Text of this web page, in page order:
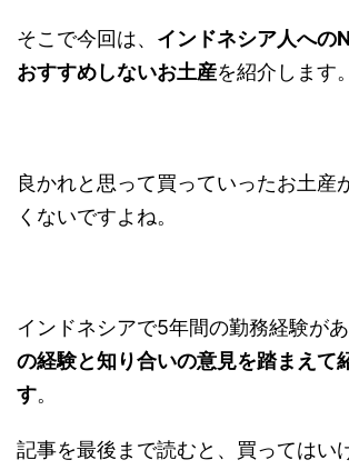
そこで今回は、 インドネシア人への
おすすめしないお土産を紹介します。
良かれと思って買っていったお土産
くないですよね。
インドネシアで5年間の勤務経験があ
の経験と知り合いの意見を踏まえて
す。
記事を最後まで読むと、買ってはい